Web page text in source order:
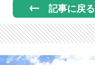
記事に戻る